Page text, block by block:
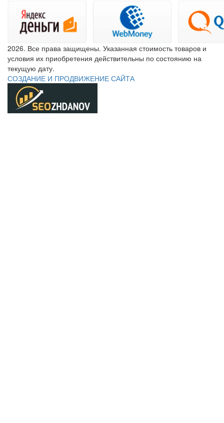
2026. Все права защищены. Указанная стоимость товаров и
условия их приобретения действительны по состоянию на
текущую дату.
СОЗДАНИЕ И ПРОДВИЖЕНИЕ САЙТА